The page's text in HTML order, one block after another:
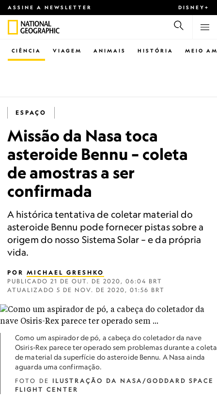
ASSINE A NEWSLETTER DISNEY+
CIÊNCIA VIAGEM ANIMAIS HISTÓRIA MEIO
ESPAÇO
Missão da Nasa toca
asteroide Bennu – coleta
de amostras a ser
confirmada
A histórica tentativa de coletar material do
asteroide Bennu pode fornecer pistas sobre a
origem do nosso Sistema Solar – e da própria
vida.
POR MICHAEL GRESHKO
PUBLICADO 21 DE OUT. DE 2020, 06:04 BRT
ATUALIZADO 5 DE NOV. DE 2020, 01:56 BRT
Como um aspirador de pó, a cabeça do coletador da nave
Osiris-Rex parece ter operado sem problemas durante a coleta
de material da superfície do asteroide Bennu. A Nasa ainda
aguarda uma confirmação.
FOTO DE ILUSTRAÇÃO DA NASA/GODDARD SPACE
FLIGHT CENTER